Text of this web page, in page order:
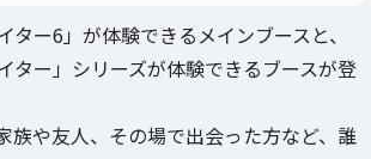
ター6」が体験できるメインブースと、
ター」シリーズが体験できるブースが登
族や友人、その場で出会った方など、誰